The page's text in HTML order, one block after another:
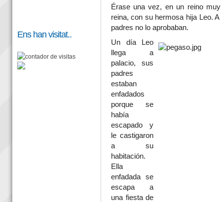
Érase una vez, en un reino
reina, con su hermosa hija Leo.
padres no lo aprobaban.
Un día Leo
llega a
palacio, sus
padres
estaban
enfadados
porque se
había
escapado y
le castigaron
a su
habitación.
Ella
enfadada se
escapa a
una fiesta de
Ens han visitat..